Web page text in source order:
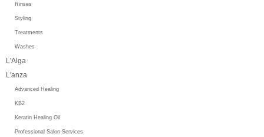
Rinses
Styling
Treatments
Washes
L'Alga
L'anza
Advanced Healing
KB2
Keratin Healing Oil
Professional Salon Services